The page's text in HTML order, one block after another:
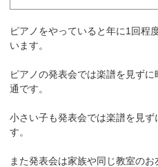
ピアノをやっていると年に1回程
います。
ピアノの発表会では楽譜を見ず
通です。
小さい子も発表会では楽譜を見
す。
また発表会は家族や同じ教室の